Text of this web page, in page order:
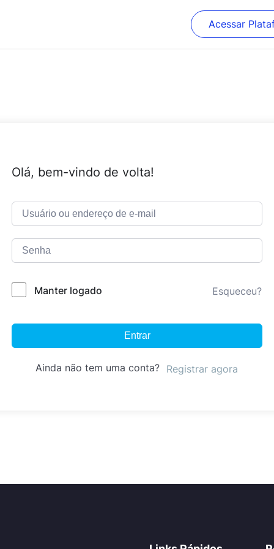
Acessar
Olá, bem-vindo de volta!
Manter logado Esqueceu?
Entrar
Ainda não tem uma conta? Registrar agora